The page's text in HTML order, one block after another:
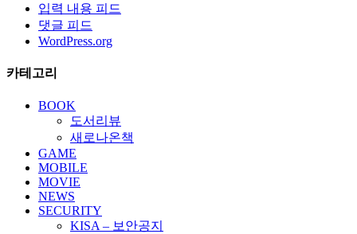
입력 내용 피드
댓글 피드
WordPress.org
카테고리
BOOK
도서리뷰
새로나온책
GAME
MOBILE
MOVIE
NEWS
SECURITY
KISA – 보안공지